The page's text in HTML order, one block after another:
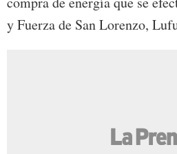
y Fuerza de San Lorenzo,